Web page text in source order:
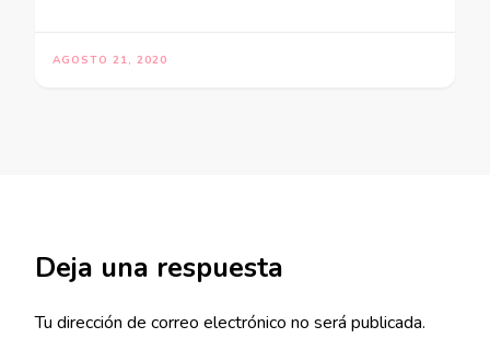
AGOSTO 21, 2020
Deja una respuesta
Tu dirección de correo electrónico no será publicada.